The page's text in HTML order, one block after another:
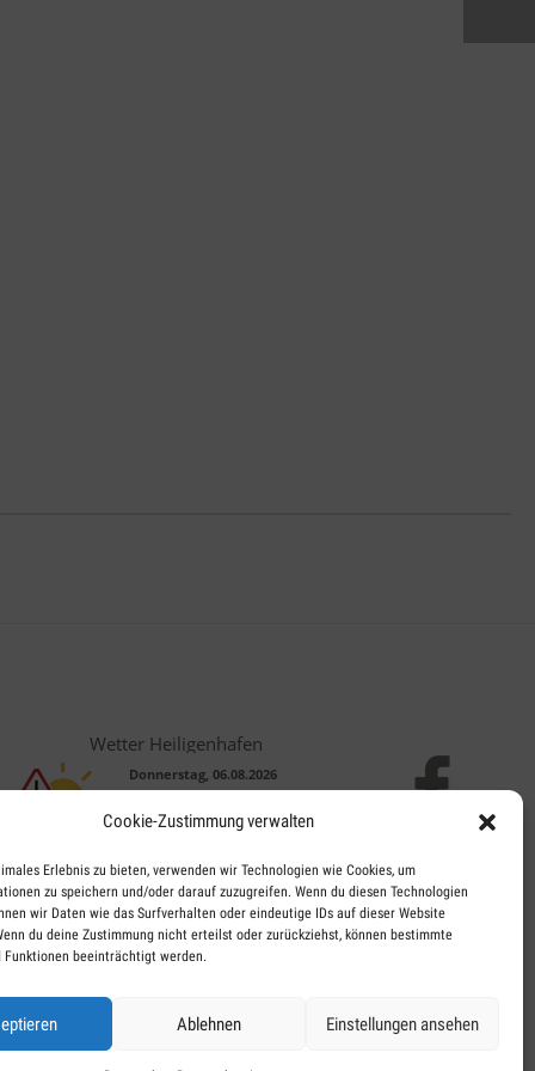
Cookie-Zustimmung verwalten
Erlebnis zu bieten, verwenden wir Technologien wie Cookies, um
zu speichern und/oder darauf zuzugreifen. Wenn du diesen Technologien
wir Daten wie das Surfverhalten oder eindeutige IDs auf dieser Website
du deine Zustimmung nicht erteilst oder zurückziehst, können bestimmte
Funktionen beeinträchtigt werden.
Ablehnen Einstellungen ansehen
Wetter Heiligenhafen
Donnerstag, 06.08.2026
Leicht bewölkt
Fr, 07.08.
15 / 20°C
Leicht bewölkt
Sa, 08.08.
14 / 21°C
Leicht bewölkt
So, 09.08.
17 / 25°C